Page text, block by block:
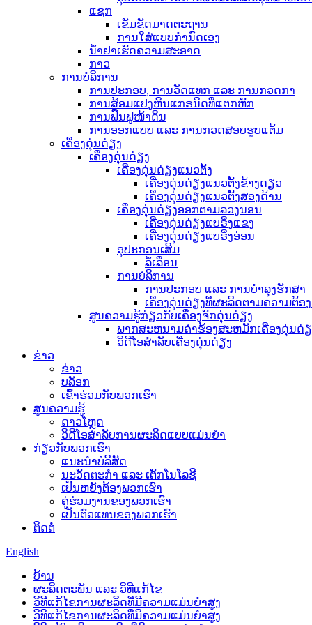
ແຊກ
ເຂັມຂັດມາດຕະຖານ
ການໃສ່ແບບກຳນົດເອງ
ນ້ຳຢາເຮັດຄວາມສະອາດ
ກາວ
ການບໍລິການ
ການປະກອບ, ການວັດແທກ ແລະ ການກວດກາ
ການສ້ອມແປງຫີນແກຣນິດທີ່ແຕກຫັກ
ການຟື້ນຟູໜ້າດິນ
ການອອກແບບ ແລະ ການກວດສອບຮູບແຕ້ມ
ເຄື່ອງດຸ່ນດ່ຽງ
ເຄື່ອງດຸ່ນດ່ຽງ
ເຄື່ອງດຸ່ນດ່ຽງແນວຕັ້ງ
ເຄື່ອງດຸ່ນດ່ຽງແນວຕັ້ງຂ້າງດຽວ
ເຄື່ອງດຸ່ນດ່ຽງແນວຕັ້ງສອງດ້ານ
ເຄື່ອງດຸ່ນດ່ຽງອອກຕາມລວງນອນ
ເຄື່ອງດຸ່ນດ່ຽງແບຣິ່ງແຂງ
ເຄື່ອງດຸ່ນດ່ຽງແບຣິ່ງອ່ອນ
ອຸປະກອນເສີມ
ລໍ້ເລື່ອນ
ການບໍລິການ
ການປະກອບ ແລະ ການບຳລຸງຮັກສາ
ເຄື່ອງດຸ່ນດ່ຽງທີ່ຜະລິດຕາມຄວາມຕ້ອ
ສູນຄວາມຮູ້ກ່ຽວກັບເຄື່ອງຈັກດຸ່ນດ່ຽງ
ພາກສະຫນາມຄໍາຮ້ອງສະຫມັກເຄື່ອງດຸ່ນດ່
ວິດີໂອສຳລັບເຄື່ອງດຸ່ນດ່ຽງ
ຂ່າວ
ຂ່າວ
ບລັອກ
ເຂົ້າຮ່ວມກັບພວກເຮົາ
ສູນຄວາມຮູ້
ດາວໂຫຼດ
ວິດີໂອສຳລັບການຜະລິດແບບແມ່ນຍຳ
ກ່ຽວກັບພວກເຮົາ
ແນະນໍາບໍລິສັດ
ນະວັດຕະກໍາ ແລະ ເຕັກໂນໂລຊີ
ເປັນຫຍັງຕ້ອງພວກເຮົາ
ຄູ່ຮ່ວມງານຂອງພວກເຮົາ
ເປັນຕົວແທນຂອງພວກເຮົາ
ຕິດຕໍ່
English
ບ້ານ
ຜະລິດຕະພັນ ແລະ ວິທີແກ້ໄຂ
ວິທີແກ້ໄຂການຜະລິດທີ່ມີຄວາມແມ່ນຍໍາສູງ
ວິທີແກ້ໄຂການຜະລິດທີ່ມີຄວາມແມ່ນຍໍາສູງ